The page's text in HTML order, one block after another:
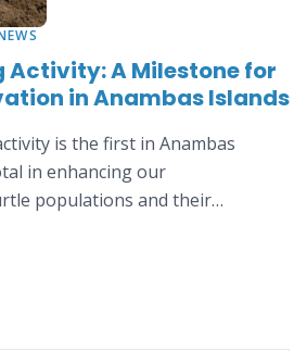
Activity: A Milestone for
in Anambas Islands
is the first in Anambas
in enhancing our
populations and their